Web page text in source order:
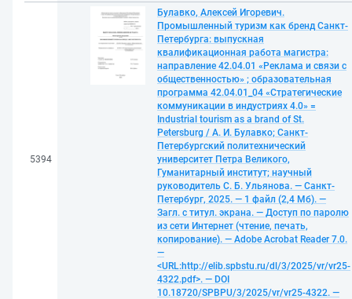
5394
Булавко, Алексей Игоревич.
Промышленный туризм как бренд Санкт-
Петербурга: выпускная
квалификационная работа магистра:
направление 42.04.01 «Реклама и связи с
общественностью» ; образовательная
программа 42.04.01_04 «Стратегические
коммуникации в индустриях 4.0» =
Industrial tourism as a brand of St.
Petersburg / А. И. Булавко; Санкт-
Петербургский политехнический
университет Петра Великого,
Гуманитарный институт; научный
руководитель С. Б. Ульянова. — Санкт-
Петербург, 2025. — 1 файл (2,4 Мб). —
Загл. с титул. экрана. — Доступ по паролю
из сети Интернет (чтение, печать,
копирование). — Adobe Acrobat Reader 7.0.
—
<URL:http://elib.spbstu.ru/dl/3/2025/vr/vr25-
4322.pdf>. — DOI
10.18720/SPBPU/3/2025/vr/vr25-4322. —